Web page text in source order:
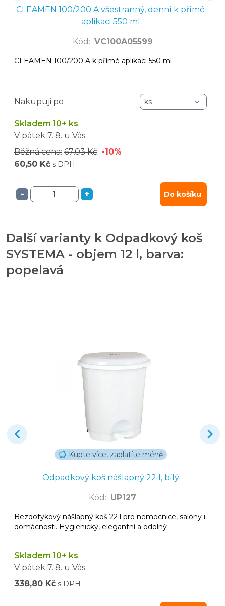
CLEAMEN 100/200 A všestranný, denní k přímé
aplikaci 550 ml
Kód : VC100A05599
CLEAMEN 100/200 A k přímé aplikaci 550 ml
Nakupuji po
Skladem 10+ ks
V pátek 7. 8. u Vás
Běžná cena: 67,03 Kč -10%
60,50 Kč s DPH
- + Do košíku
Další varianty k Odpadkový koš
SYSTEMA - objem 12 l, barva:
popelavá
Kupte více, zaplatíte méně
Odpadkový koš nášlapný 22 l, bílý
Kód : UP127
Bezdotykový nášlapný koš 22 l pro nemocnice, salóny i
domácnosti. Hygienický, elegantní a odolný
Skladem 10+ ks
V pátek 7. 8. u Vás
338,80 Kč s DPH